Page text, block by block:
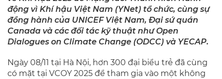
động vì Khí hậu Việt Nam (YNet) tổ chức, cùng sự
đồng hành của UNICEF Việt Nam, Đại sứ quán
Canada và các đối tác kỹ thuật như Open
Dialogues on Climate Change (ODCC) và YECAP.
Ngày 08/11 tại Hà Nội, hơn 300 đại biểu trẻ đã cùng
có mặt tại VCOY 2025 để tham gia vào một không